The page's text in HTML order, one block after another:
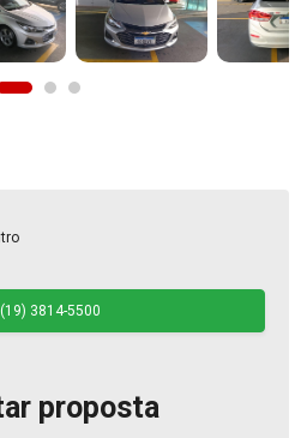
(19) 3814-5500
proposta